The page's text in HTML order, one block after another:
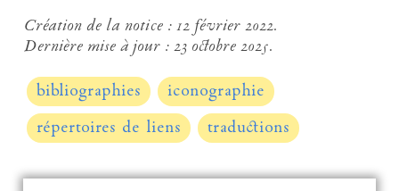
Création de la notice :12 février 2022.
Dernière mise à jour :23 octobre 2025.
bibliographies
iconographie
répertoires de liens
traductions